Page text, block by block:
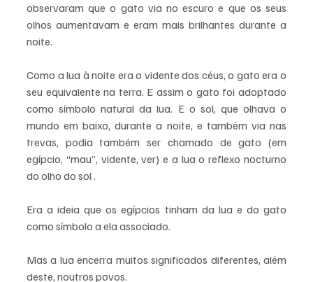
observaram que o gato via no escuro e que os seus
olhos aumentavam e eram mais brilhantes durante a
noite.
Como a lua à noite era o vidente dos céus, o gato era o
seu equivalente na terra. E assim o gato foi adoptado
como símbolo natural da lua. E o sol, que olhava o
mundo em baixo, durante a noite, e também via nas
trevas, podia também ser chamado de gato (em
egípcio, “mau”, vidente, ver) e a lua o reflexo nocturno
do olho do sol .
Era a ideia que os egípcios tinham da lua e do gato
como símbolo a ela associado.
Mas a lua encerra muitos significados diferentes, além
deste, noutros povos.